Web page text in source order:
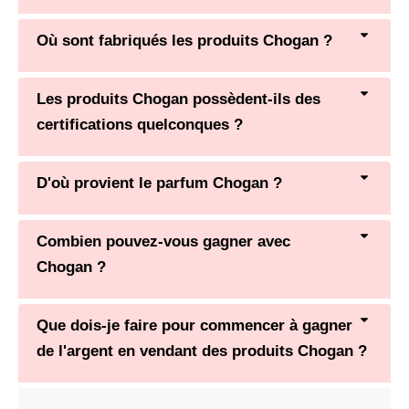
Où sont fabriqués les produits Chogan ?
Les produits Chogan possèdent-ils des
certifications quelconques ?
D'où provient le parfum Chogan ?
Combien pouvez-vous gagner avec
Chogan ?
Que dois-je faire pour commencer à gagner
de l'argent en vendant des produits Chogan ?